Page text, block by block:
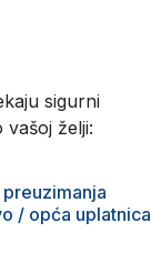
sigurni
vašoj želji:
/ opća uplatnica